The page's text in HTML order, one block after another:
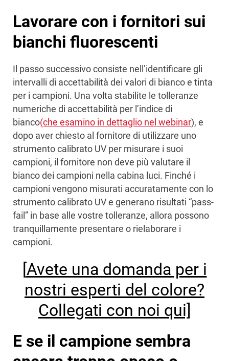
Lavorare con i fornitori sui
bianchi fluorescenti
Il passo successivo consiste nell’identificare gli
intervalli di accettabilità dei valori di bianco e tinta
per i campioni. Una volta stabilite le tolleranze
numeriche di accettabilità per l’indice di
bianco(che esamino in dettaglio nel webinar), e
dopo aver chiesto al fornitore di utilizzare uno
strumento calibrato UV per misurare i suoi
campioni, il fornitore non deve più valutare il
bianco dei campioni nella cabina luci. Finché i
campioni vengono misurati accuratamente con lo
strumento calibrato UV e generano risultati “pass-
fail” in base alle vostre tolleranze, allora possono
tranquillamente presentare o rielaborare i
campioni.
[Avete una domanda per i
nostri esperti del colore?
Collegati con noi qui]
E se il campione sembra